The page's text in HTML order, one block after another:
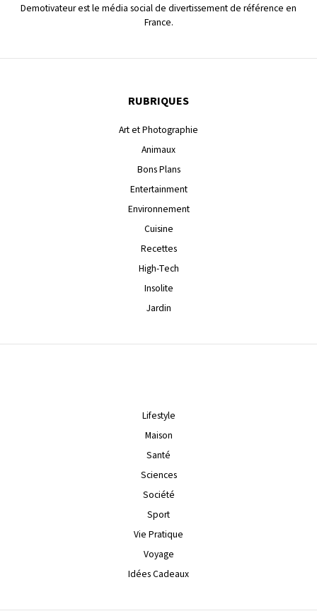
Demotivateur est le média social de divertissement de référence en
France.
RUBRIQUES
Art et Photographie
Animaux
Bons Plans
Entertainment
Environnement
Cuisine
Recettes
High-Tech
Insolite
Jardin
Lifestyle
Maison
Santé
Sciences
Société
Sport
Vie Pratique
Voyage
Idées Cadeaux